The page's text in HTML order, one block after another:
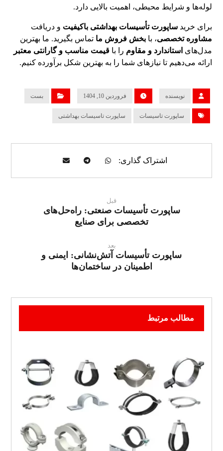
لوله‌ها و شرایط محیطی، اهمیت بالایی دارد.
برای خریدساپورت تأسیسات بهداشتی باکیفیت و دریافت
مشاوره تخصصی، بابخش فروش ما تماس بگیرید. ما بهترین
مدل‌های استاندارد و مقاوم را باقیمت مناسب و گارانتی معتبر
ارائه می‌دهیم تا نیازهای شما را به بهترین شکل برآورده کنیم.
نویسنده فروردین 10, 1404 بست
ساپورت تاسیسات ساپورت تاسیسات بهداشتی
قبل
ساپورت تأسیسات صنعتی: راه‌حل‌های
تخصصی برای صنایع
بعد
ساپورت تأسیسات آتش‌نشانی: ایمنی و
اطمینان در ساختمان‌ها
مطالب مرتبط